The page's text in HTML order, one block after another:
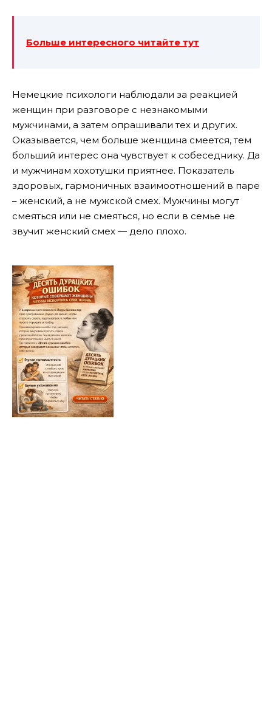
Больше интересного читайте тут
Немецкие психологи наблюдали за реакцией
женщин при разговоре с незнакомыми
мужчинами, а затем опрашивали тех и других.
Оказывается, чем больше женщина смеется, тем
больший интерес она чувствует к собеседнику. Да
и мужчинам хохотушки приятнее. Показатель
здоровых, гармоничных взаимоотношений в паре
– женский, а не мужской смех. Мужчины могут
смеяться или не смеяться, но если в семье не
звучит женский смех — дело плохо.